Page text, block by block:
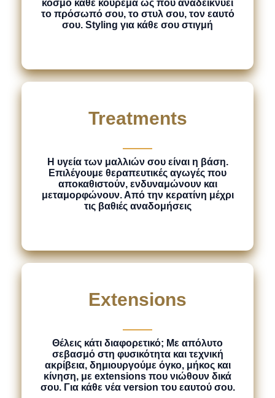
κόσμο κάθε κούρεμα ως που αναδεικνύει
το πρόσωπό σου, το στυλ σου, τον εαυτό
σου. Styling για κάθε σου στιγμή
Treatments
Η υγεία των μαλλιών σου είναι η βάση.
Επιλέγουμε θεραπευτικές αγωγές που
αποκαθιστούν, ενδυναμώνουν και
μεταμορφώνουν. Από την κερατίνη μέχρι
τις βαθιές αναδομήσεις​
Extensions
Θέλεις κάτι διαφορετικό; Με απόλυτο
σεβασμό στη φυσικότητα και τεχνική
ακρίβεια, δημιουργούμε όγκο, μήκος και
κίνηση, με extensions που νιώθουν δικά
σου. Για κάθε νέα version του εαυτού σου.